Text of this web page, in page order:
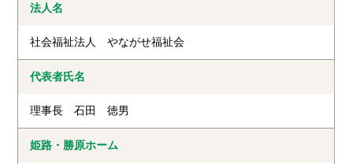
法人名
社会福祉法人 やながせ福祉会
代表者氏名
理事長 石田 徳男
姫路・勝原ホーム